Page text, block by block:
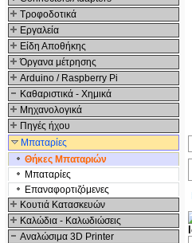
Τροφοδοτικά
Εργαλεία
Είδη Αποθήκης
Όργανα μέτρησης
Arduino / Raspberry Pi
Καθαριστικά - Χημικά
Μηχανολογικά
Πηγές ήχου
Μπαταρίες
Θήκες Μπαταριών
Μπαταρίες
Επαναφορτιζόμενες
Κουτιά Κατασκευών
Καλώδια - Καλωδιώσεις
Αναλώσιμα 3D Printer